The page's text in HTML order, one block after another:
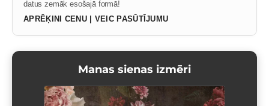
datus zemāk esošajā formā!
APRĒĶINI CENU | VEIC PASŪTĪJUMU
Manas sienas izmēri